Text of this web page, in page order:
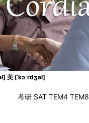
美 [ˈkɔːrdʒəl]
考研 SAT TEM4 TEM8